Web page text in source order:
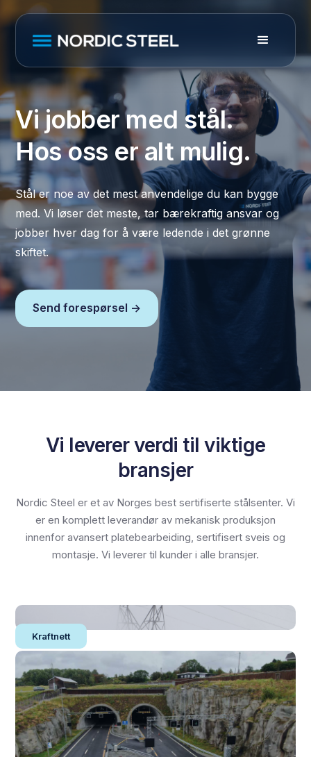
Vi jobber med stål.
Hos oss er alt mulig.
Stål er noe av det mest anvendelige du kan bygge
med. Vi løser det meste, tar bærekraftig ansvar og
jobber hver dag for å være ledende i det grønne
skiftet.
Send forespørsel ->
Vi leverer verdi til viktige
bransjer
Nordic Steel er et av Norges best sertifiserte stålsenter. Vi
er en komplett leverandør av mekanisk produksjon
innenfor avansert platebearbeiding, sertifisert sveis og
montasje. Vi leverer til kunder i alle bransjer.
Kraftnett